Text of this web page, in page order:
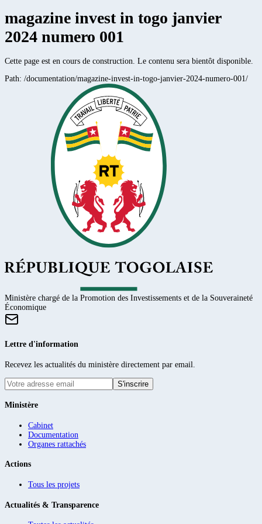
magazine invest in togo janvier
2024 numero 001
Cette page est en cours de construction. Le contenu sera bientôt disponible.
Path: /documentation/magazine-invest-in-togo-janvier-2024-numero-001/
Ministère chargé de la Promotion des Investissements et de la Souveraineté
Économique
Lettre d'information
Recevez les actualités du ministère directement par email.
S'inscrire
Ministère
Cabinet
Documentation
Organes rattachés
Actions
Tous les projets
Actualités & Transparence